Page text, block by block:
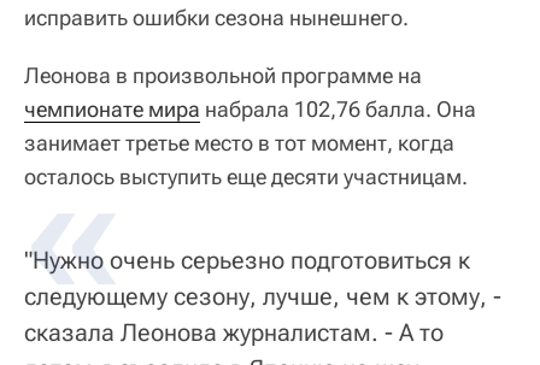
исправить ошибки сезона нынешнего.
Леонова в произвольной программе на
чемпионате мира набрала 102,76 балла. Она
занимает третье место в тот момент, когда
осталось выступить еще десяти участницам.
"Нужно очень серьезно подготовиться к
следующему сезону, лучше, чем к этому, -
сказала Леонова журналистам. - А то